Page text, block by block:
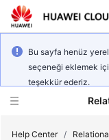
Bu sayfa henüz
seçeneği eklemek
teşekkür ederiz.
Help Center /